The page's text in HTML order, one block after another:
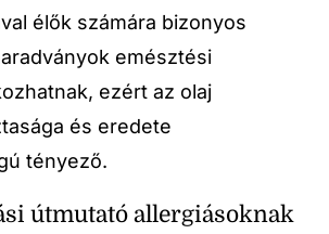
élők számára bizonyos
emésztési
ezért az olaj
és eredete
tényező.
útmutató allergiásoknak